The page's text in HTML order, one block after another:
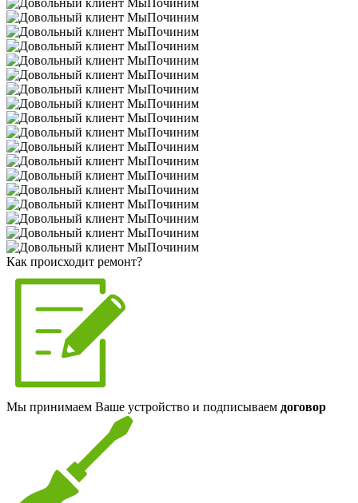
Как происходит ремонт?
Мы принимаем Ваше устройство и подписываем договор